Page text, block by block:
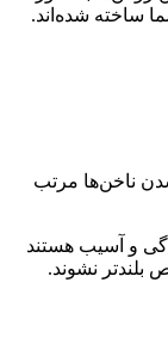
ساخته شده‌اند.
ناخن‌ها مرتب
و آسیب هستند
نشوند.